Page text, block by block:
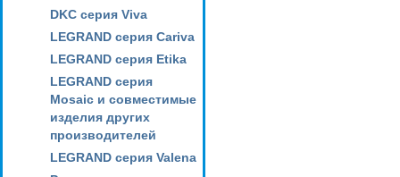
DKC серия Viva
LEGRAND серия Cariva
LEGRAND серия Etika
LEGRAND серия
Mosaic и совместимые
изделия других
производителей
LEGRAND серия Valena